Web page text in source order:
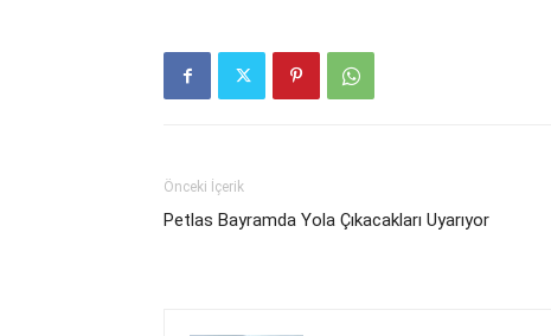
Önceki İçerik
Petlas Bayramda Yola Çıkacakları Uyarıyor